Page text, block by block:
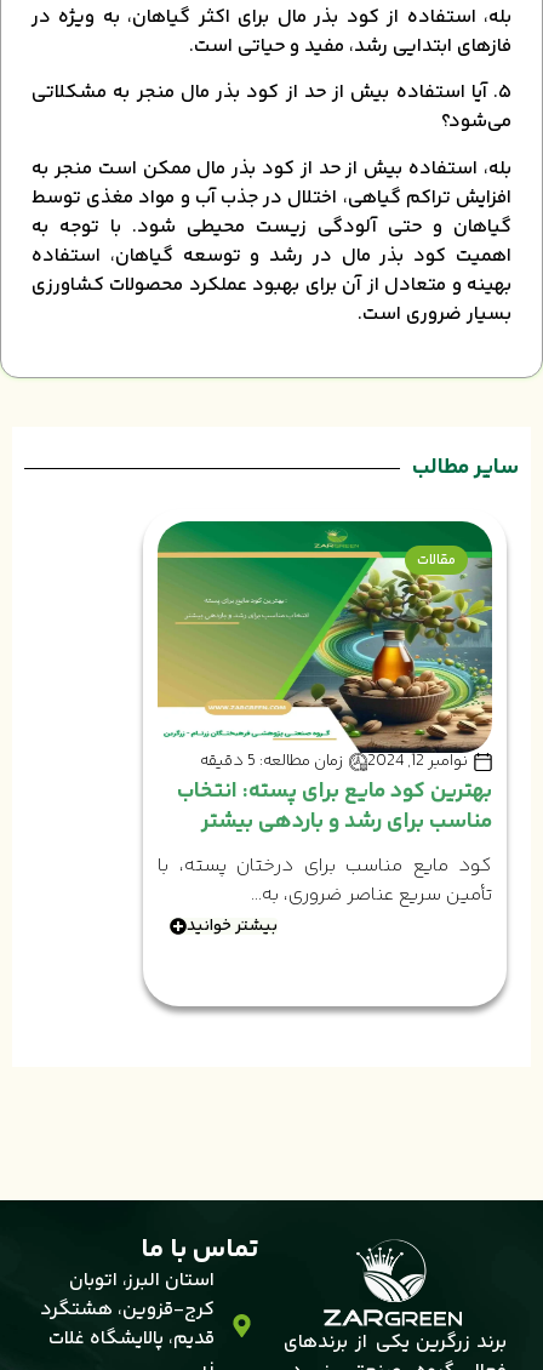
بله، استفاده از کود بذر مال برای اکثر گیاهان، به ویژه در
فازهای ابتدایی رشد، مفید و حیاتی است.
۵. آیا استفاده بیش از حد از کود بذر مال منجر به مشکلاتی
می‌شود؟
بله، استفاده بیش از حد از کود بذر مال ممکن است منجر به
افزایش تراکم گیاهی، اختلال در جذب آب و مواد مغذی توسط
گیاهان و حتی آلودگی زیست محیطی شود. با توجه به
اهمیت کود بذر مال در رشد و توسعه گیاهان، استفاده
بهینه و متعادل از آن برای بهبود عملکرد محصولات کشاورزی
بسیار ضروری است.
سایر مطالب
مقالات
نوامبر 12, 2024 زمان مطالعه: 5 دقیقه
بهترین کود مایع برای پسته: انتخاب
مناسب برای رشد و باردهی بیشتر
کود مایع مناسب برای درختان پسته، با
تأمین سریع عناصر ضروری، به...
بیشتر خوانید
برند زرگرین یکی از برندهای
تماس با ما
استان البرز، اتوبان
کرج-قزوین، هشتگرد
قدیم، پالایشگاه غلات